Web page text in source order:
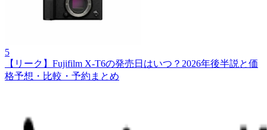
5
【リーク】Fujifilm X‑T6の発売日はいつ？2026年後半説と価
格予想・比較・予約まとめ